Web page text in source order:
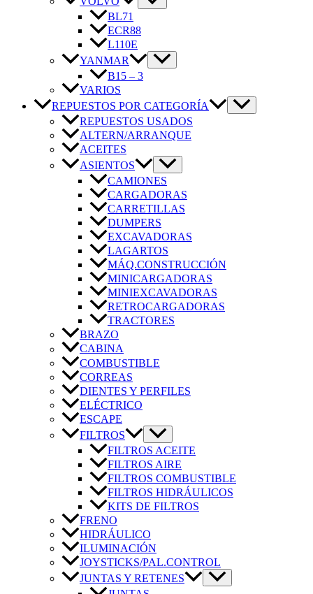
BL71
ECR88
L110E
YANMAR
B15 – 3
VARIOS
REPUESTOS POR CATEGORÍA
REPUESTOS USADOS
ALTERN/ARRANQUE
ACEITES
ASIENTOS
CAMIONES
CARGADORAS
CARRETILLAS
DUMPERS
EXCAVADORAS
LAGARTOS
MÁQ.CONSTRUCCIÓN
MINICARGADORAS
MINIEXCAVADORAS
RETROCARGADORAS
TRACTORES
BRAZO
CABINA
COMBUSTIBLE
CORREAS
DIENTES Y PERFILES
ELÉCTRICO
ESCAPE
FILTROS
FILTROS ACEITE
FILTROS AIRE
FILTROS COMBUSTIBLE
FILTROS HIDRÁULICOS
KITS DE FILTROS
FRENO
HIDRÁULICO
ILUMINACIÓN
JOYSTICKS/PAL.CONTROL
JUNTAS Y RETENES